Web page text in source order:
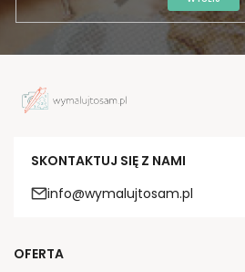
SKONTAKTUJ SIĘ Z NAMI
info@wymalujtosam.pl
OFERTA